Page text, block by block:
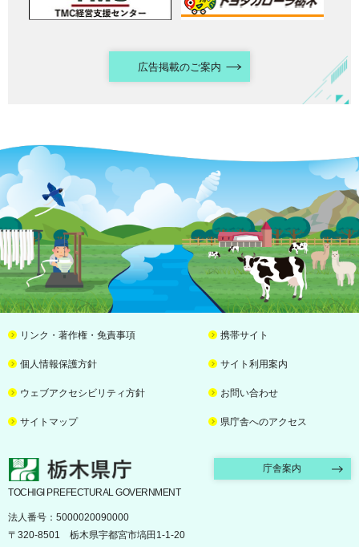
広告掲載のご案内
リンク・著作権・免責事項 携帯サイト
個人情報保護方針 サイト利用案内
ウェブアクセシビリティ方針 お問い合わせ
サイトマップ 県庁舎へのアクセス
栃木県庁 庁舎案内
TOCHIGI PREFECTURAL GOVERNMENT
法人番号：5000020090000
〒320-8501 栃木県宇都宮市塙田1-1-20